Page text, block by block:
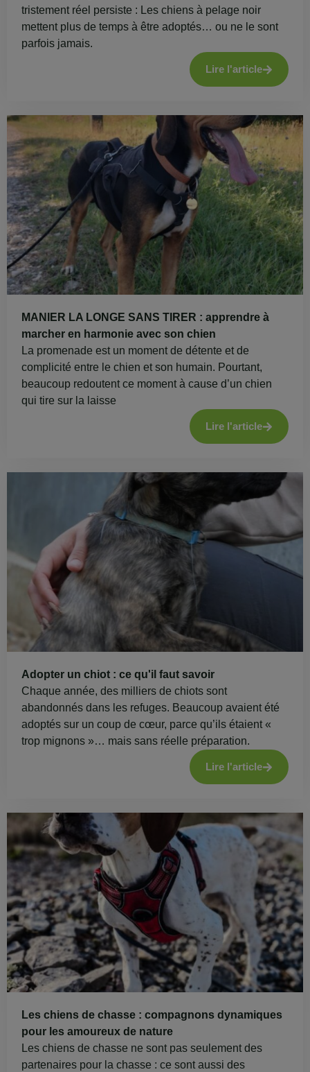
tristement réel persiste : Les chiens à pelage noir
mettent plus de temps à être adoptés… ou ne le sont
parfois jamais.
Lire l'article
MANIER LA LONGE SANS TIRER : apprendre à
marcher en harmonie avec son chien
La promenade est un moment de détente et de
complicité entre le chien et son humain. Pourtant,
beaucoup redoutent ce moment à cause d’un chien
qui tire sur la laisse
Lire l'article
Adopter un chiot : ce qu'il faut savoir
Chaque année, des milliers de chiots sont
abandonnés dans les refuges. Beaucoup avaient été
adoptés sur un coup de cœur, parce qu’ils étaient «
trop mignons »… mais sans réelle préparation.
Lire l'article
Les chiens de chasse : compagnons dynamiques
pour les amoureux de nature
Les chiens de chasse ne sont pas seulement des
partenaires pour la chasse : ce sont aussi des